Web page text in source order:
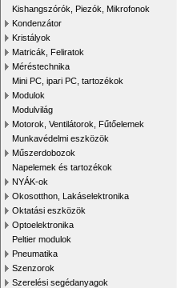
Kishangszórók, Piezók, Mikrofonok
Kondenzátor
Kristályok
Matricák, Feliratok
Méréstechnika
Mini PC, ipari PC, tartozékok
Modulok
Modulvilág
Motorok, Ventilátorok, Fűtőelemek
Munkavédelmi eszközök
Műszerdobozok
Napelemek és tartozékok
NYÁK-ok
Okosotthon, Lakáselektronika
Oktatási eszközök
Optoelektronika
Peltier modulok
Pneumatika
Szenzorok
Szerelési segédanyagok